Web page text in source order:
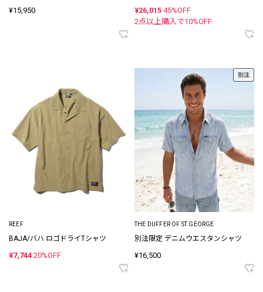
¥15,950 ¥26,015 45%OFF
2点以上購入で10%OFF
REEF
BAJA/バハ ロゴドライTシャツ
¥7,744 20%OFF
別注
THE DUFFER OF ST.GEORGE
別注限定 デニムウエスタンシャツ
¥16,500